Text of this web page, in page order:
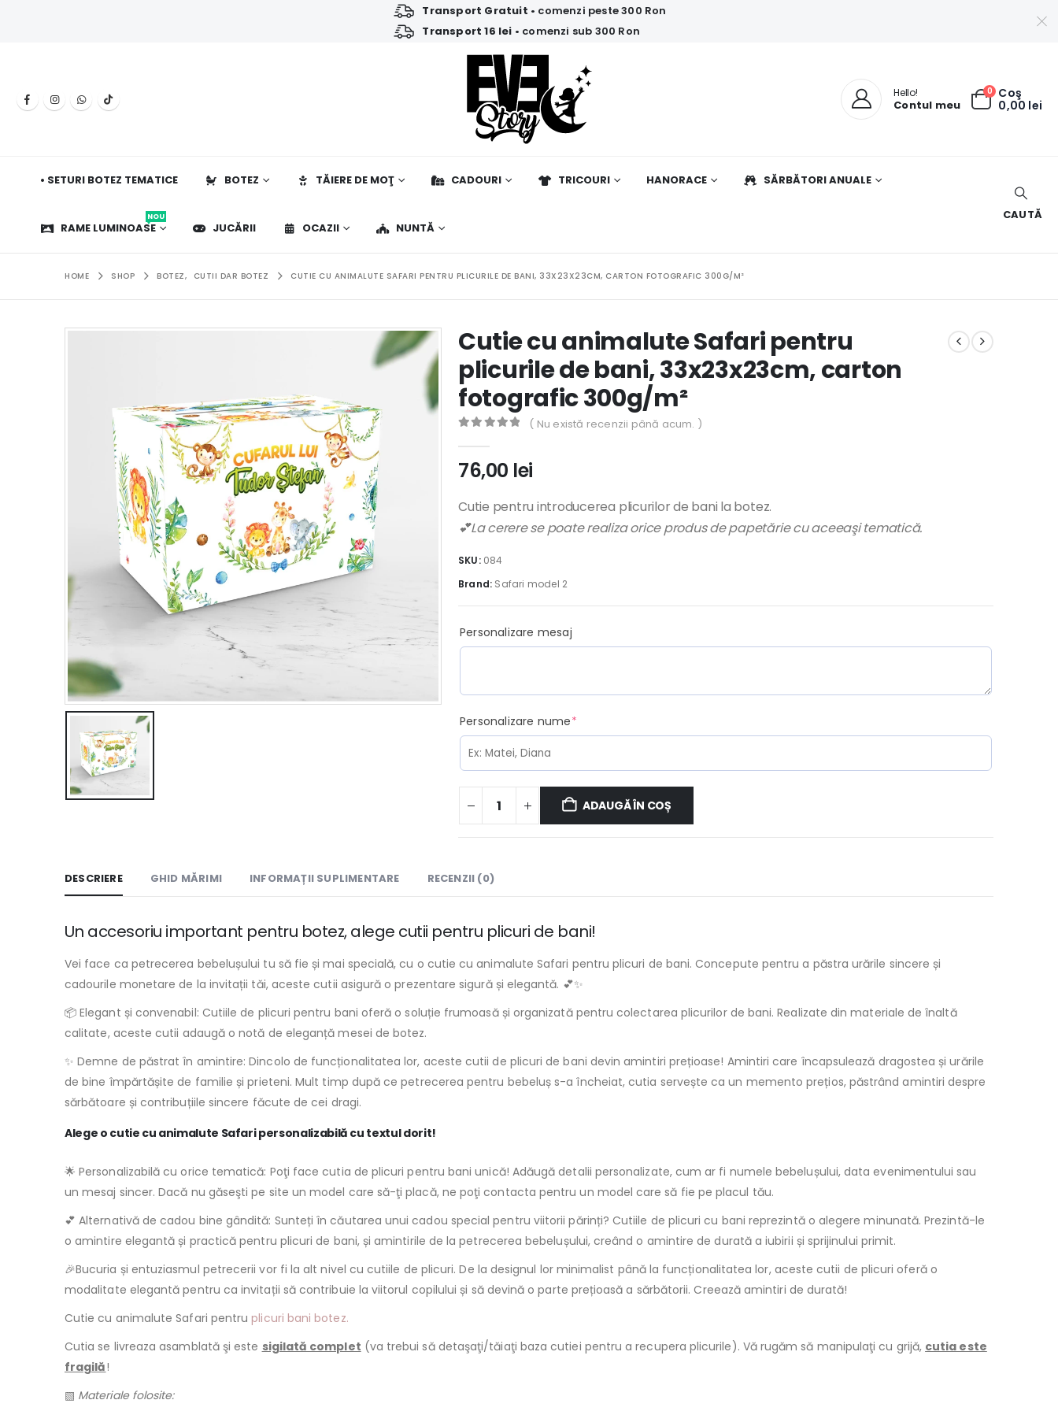
Transport Gratuit • comenzi peste 300 Ron
Transport 16 lei • comenzi sub 300 Ron
Hello!
Contul meu
0 Coş
0,00 lei
• SETURI BOTEZ TEMATICE BOTEZ TĂIERE DE MOŢ CADOURI TRICOURI HANORACE SĂRBĂTORI ANUALE
RAME LUMINOASE
NOU
JUCĂRII OCAZII NUNTĂ
CAUTĂ
HOME SHOP BOTEZ, CUTII DAR BOTEZ CUTIE CU ANIMALUTE SAFARI PENTRU PLICURILE DE BANI, 33X23X23CM, CARTON FOTOGRAFIC 300G/M²
Cutie cu animalute Safari pentru
plicurile de bani, 33x23x23cm, carton
fotografic 300g/m²
( Nu există recenzii până acum. )
76,00 lei
Cutie pentru introducerea plicurilor de bani la botez.
💕La cerere se poate realiza orice produs de papetărie cu aceeaşi tematică.
SKU: 084
Brand: Safari model 2
Personalizare mesaj
Personalizare nume*(required)
ADAUGĂ ÎN COȘ
DESCRIERE GHID MĂRIMI INFORMAȚII SUPLIMENTARE RECENZII (0)
Un accesoriu important pentru botez, alege cutii pentru plicuri de bani!
Vei face ca petrecerea bebelușului tu să fie și mai specială, cu o cutie cu animalute Safari pentru plicuri de bani. Concepute pentru a păstra urările sincere și
cadourile monetare de la invitații tăi, aceste cutii asigură o prezentare sigură și elegantă. 💕✨
📦 Elegant și convenabil: Cutiile de plicuri pentru bani oferă o soluție frumoasă și organizată pentru colectarea plicurilor de bani. Realizate din materiale de înaltă
calitate, aceste cutii adaugă o notă de eleganță mesei de botez.
✨ Demne de păstrat în amintire: Dincolo de funcționalitatea lor, aceste cutii de plicuri de bani devin amintiri prețioase! Amintiri care încapsulează dragostea și urările
de bine împărtășite de familie și prieteni. Mult timp după ce petrecerea pentru bebeluș s-a încheiat, cutia servește ca un memento prețios, păstrând amintiri despre
sărbătoare și contribuțiile sincere făcute de cei dragi.
Alege o cutie cu animalute Safari personalizabilă cu textul dorit!
🌟 Personalizabilă cu orice tematică: Poţi face cutia de plicuri pentru bani unică! Adăugă detalii personalizate, cum ar fi numele bebelușului, data evenimentului sau
un mesaj sincer. Dacă nu găseşti pe site un model care să-ţi placă, ne poţi contacta pentru un model care să fie pe placul tău.
💕 Alternativă de cadou bine gândită: Sunteți în căutarea unui cadou special pentru viitorii părinți? Cutiile de plicuri cu bani reprezintă o alegere minunată. Prezintă-le
o amintire elegantă și practică pentru plicuri de bani, și amintirile de la petrecerea bebelușului, creând o amintire de durată a iubirii și sprijinului primit.
🎉Bucuria și entuziasmul petrecerii vor fi la alt nivel cu cutiile de plicuri. De la designul lor minimalist până la funcționalitatea lor, aceste cutii de plicuri oferă o
modalitate elegantă pentru ca invitații să contribuie la viitorul copilului și să devină o parte prețioasă a sărbătorii. Creează amintiri de durată!
Cutie cu animalute Safari pentruplicuri bani botez.
Cutia se livreaza asamblată şi este sigilată complet (va trebui să detaşaţi/tăiaţi baza cutiei pentru a recupera plicurile). Vă rugăm să manipulaţi cu grijă, cutia este
fragilă!
▧ Materiale folosite: